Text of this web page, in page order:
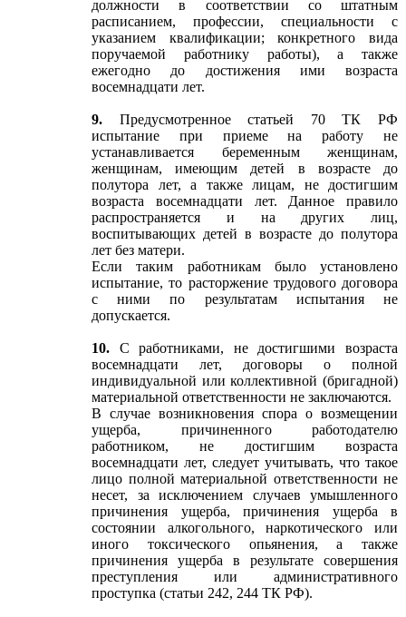
должности в соответствии со штатным
расписанием, профессии, специальности с
указанием квалификации; конкретного вида
поручаемой работнику работы), а также
ежегодно до достижения ими возраста
восемнадцати лет.
9. Предусмотренное статьей 70 ТК РФ
испытание при приеме на работу не
устанавливается беременным женщинам,
женщинам, имеющим детей в возрасте до
полутора лет, а также лицам, не достигшим
возраста восемнадцати лет. Данное правило
распространяется и на других лиц,
воспитывающих детей в возрасте до полутора
лет без матери.
Если таким работникам было установлено
испытание, то расторжение трудового договора
с ними по результатам испытания не
допускается.
10. С работниками, не достигшими возраста
восемнадцати лет, договоры о полной
индивидуальной или коллективной (бригадной)
материальной ответственности не заключаются.
В случае возникновения спора о возмещении
ущерба, причиненного работодателю
работником, не достигшим возраста
восемнадцати лет, следует учитывать, что такое
лицо полной материальной ответственности не
несет, за исключением случаев умышленного
причинения ущерба, причинения ущерба в
состоянии алкогольного, наркотического или
иного токсического опьянения, а также
причинения ущерба в результате совершения
преступления или административного
проступка (статьи 242, 244 ТК РФ).